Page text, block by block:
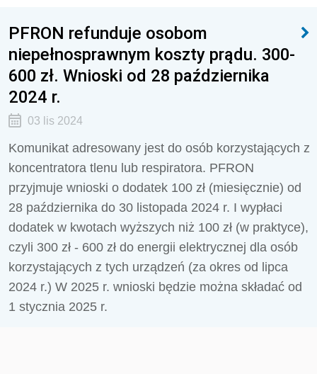
PFRON refunduje osobom
niepełnosprawnym koszty prądu. 300-
600 zł. Wnioski od 28 października
2024 r.
03 lis 2024
Komunikat adresowany jest do osób korzystających z
koncentratora tlenu lub respiratora. PFRON
przyjmuje wnioski o dodatek 100 zł (miesięcznie) od
28 października do 30 listopada 2024 r. I wypłaci
dodatek w kwotach wyższych niż 100 zł (w praktyce),
czyli 300 zł - 600 zł do energii elektrycznej dla osób
korzystających z tych urządzeń (za okres od lipca
2024 r.) W 2025 r. wnioski będzie można składać od
1 stycznia 2025 r.